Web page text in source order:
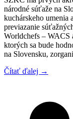
národné súťaže na
kuchárskeho umenia
previazanie
Worldchefs –
ktorých sa bude
na Slovensku,
Čítať ďalej →